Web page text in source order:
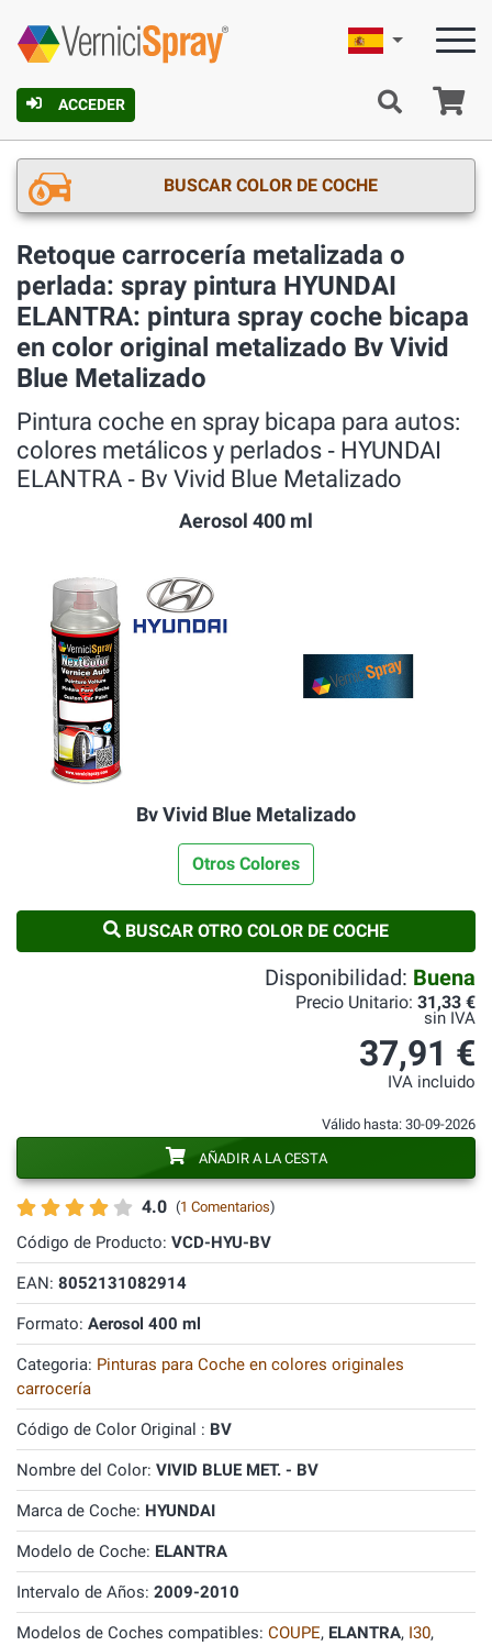
ACCEDER
Español
BUSCAR COLOR DE COCHE
Retoque carrocería metalizada o
perlada: spray pintura HYUNDAI
ELANTRA: pintura spray coche bicapa
en color original metalizado Bv Vivid
Blue Metalizado
Pintura coche en spray bicapa para autos:
colores metálicos y perlados ‐ HYUNDAI
ELANTRA ‐ Bv Vivid Blue Metalizado
Aerosol 400 ml
Bv Vivid Blue Metalizado
Otros Colores
BUSCAR OTRO COLOR DE COCHE
4.0 (1 Comentarios)
Código de Producto: VCD-HYU-BV
EAN: 8052131082914
Formato: Aerosol 400 ml
Categoria: Pinturas para Coche en colores originales
carrocería
Código de Color Original : BV
Nombre del Color: VIVID BLUE MET. - BV
Marca de Coche: HYUNDAI
Modelo de Coche: ELANTRA
Intervalo de Años: 2009-2010
Modelos de Coches compatibles: COUPE, ELANTRA, I30,
Disponibilidad: Buena
Precio Unitario: 31,33 €
sin IVA
37,91 €
IVA incluido
Válido hasta: 30-09-2026
AÑADIR A LA CESTA